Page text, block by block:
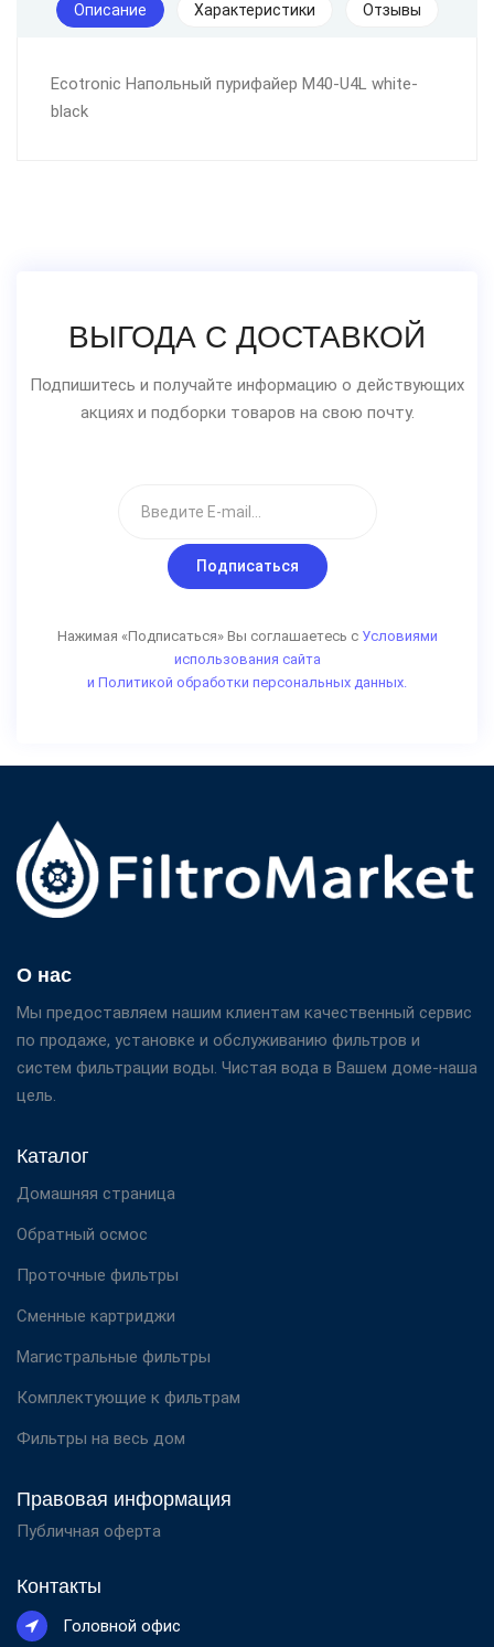
Описание Характеристики Отзывы
Ecotronic Напольный пурифайер M40-U4L white-
black
ВЫГОДА С ДОСТАВКОЙ
Подпишитесь и получайте информацию о действующих
акциях и подборки товаров на свою почту.
Подписаться
Нажимая «Подписаться» Вы соглашаетесь с Условиями
использования сайта
и Политикой обработки персональных данных.
О нас
Мы предоставляем нашим клиентам качественный сервис
по продаже, установке и обслуживанию фильтров и
систем фильтрации воды. Чистая вода в Вашем доме-наша
цель.
Каталог
Домашняя страница
Обратный осмос
Проточные фильтры
Сменные картриджи
Магистральные фильтры
Комплектующие к фильтрам
Фильтры на весь дом
Правовая информация
Публичная оферта
Контакты
Головной офис